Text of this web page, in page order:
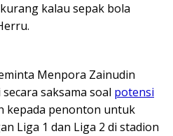
kalau sepak bola
Menpora Zainudin
saksama soal potensi
kepada penonton untuk
Liga 1 dan Liga 2 di stadion